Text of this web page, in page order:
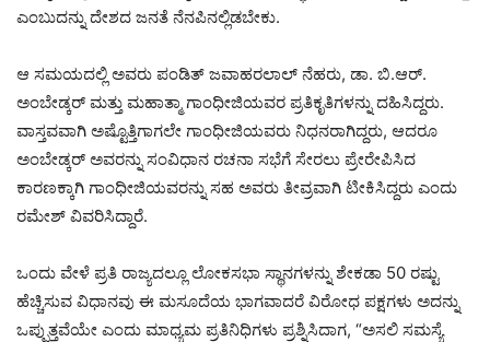
ಎಂಬುದನ್ನು ದೇಶದ ಜನತೆ ನೆನಪಿನಲ್ಲಿಡಬೇಕು.
ಆ ಸಮಯದಲ್ಲಿ ಅವರು ಪಂಡಿತ್ ಜವಾಹರಲಾಲ್ ನೆಹರು, ಡಾ. ಬಿ.ಆರ್.
ಅಂಬೇಡ್ಕರ್ ಮತ್ತು ಮಹಾತ್ಮಾ ಗಾಂಧೀಜಿಯವರ ಪ್ರತಿಕೃತಿಗಳನ್ನು ದಹಿಸಿದ್ದರು.
ವಾಸ್ತವವಾಗಿ ಅಷ್ಟೊತ್ತಿಗಾಗಲೇ ಗಾಂಧೀಜಿಯವರು ನಿಧನರಾಗಿದ್ದರು, ಆದರೂ
ಅಂಬೇಡ್ಕರ್ ಅವರನ್ನು ಸಂವಿಧಾನ ರಚನಾ ಸಭೆಗೆ ಸೇರಲು ಪ್ರೇರೇಪಿಸಿದ
ಕಾರಣಕ್ಕಾಗಿ ಗಾಂಧೀಜಿಯವರನ್ನು ಸಹ ಅವರು ತೀವ್ರವಾಗಿ ಟೀಕಿಸಿದ್ದರು ಎಂದು
ರಮೇಶ್ ವಿವರಿಸಿದ್ದಾರೆ.
ಒಂದು ವೇಳೆ ಪ್ರತಿ ರಾಜ್ಯದಲ್ಲೂ ಲೋಕಸಭಾ ಸ್ಥಾನಗಳನ್ನು ಶೇಕಡಾ 50 ರಷ್ಟು
ಹೆಚ್ಚಿಸುವ ವಿಧಾನವು ಈ ಮಸೂದೆಯ ಭಾಗವಾದರೆ ವಿರೋಧ ಪಕ್ಷಗಳು ಅದನ್ನು
ಒಪ್ಪುತ್ತವೆಯೇ ಎಂದು ಮಾಧ್ಯಮ ಪ್ರತಿನಿಧಿಗಳು ಪ್ರಶ್ನಿಸಿದಾಗ, “ಅಸಲಿ ಸಮಸ್ಯೆ